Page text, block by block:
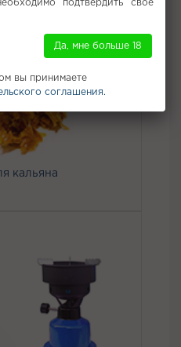
кальяна
подтвердить свое
Да, мне больше 18
вы принимаете
соглашения.